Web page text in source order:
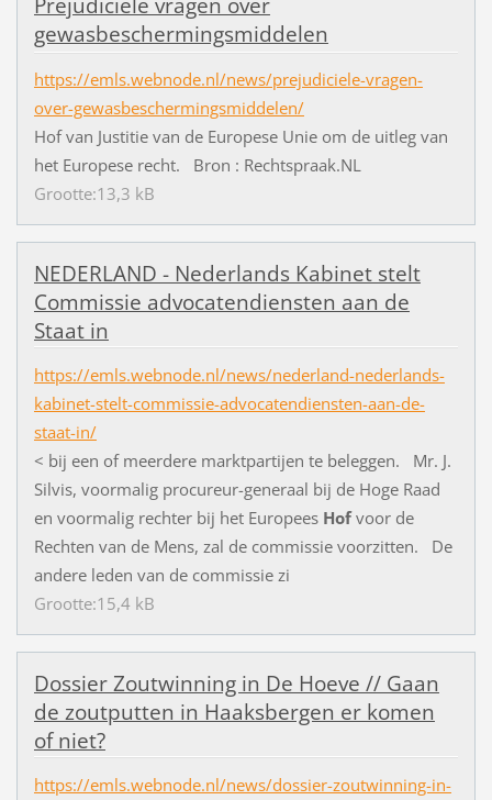
Prejudiciële vragen over
gewasbeschermingsmiddelen
https://emls.webnode.nl/news/prejudiciele-vragen-
over-gewasbeschermingsmiddelen/
Hof van Justitie van de Europese Unie om de uitleg van
het Europese recht. Bron : Rechtspraak.NL
Grootte:13,3 kB
NEDERLAND - Nederlands Kabinet stelt
Commissie advocatendiensten aan de
Staat in
https://emls.webnode.nl/news/nederland-nederlands-
kabinet-stelt-commissie-advocatendiensten-aan-de-
staat-in/
< bij een of meerdere marktpartijen te beleggen. Mr. J.
Silvis, voormalig procureur-generaal bij de Hoge Raad
en voormalig rechter bij het Europees Hofvoor de
Rechten van de Mens, zal de commissie voorzitten. De
andere leden van de commissie zi
Grootte:15,4 kB
Dossier Zoutwinning in De Hoeve // Gaan
de zoutputten in Haaksbergen er komen
of niet?
https://emls.webnode.nl/news/dossier-zoutwinning-in-